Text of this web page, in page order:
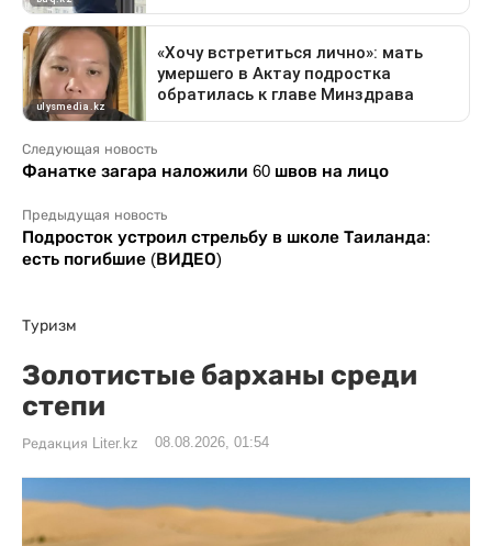
Следующая новость
Фанатке загара наложили 60 швов на лицо
Предыдущая новость
Подросток устроил стрельбу в школе Таиланда:
есть погибшие (ВИДЕО)
Туризм
Золотистые барханы среди
степи
Редакция Liter.kz 08.08.2026, 01:54